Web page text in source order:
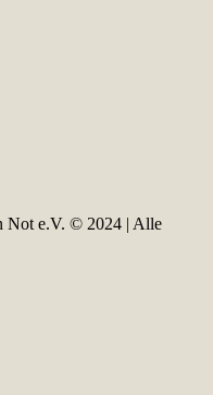
Not e.V. © 2024 | Alle